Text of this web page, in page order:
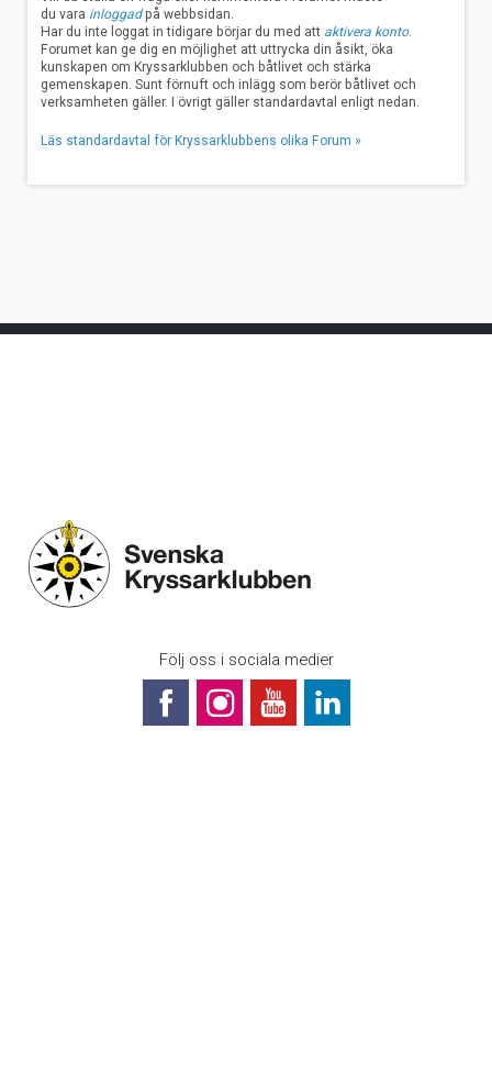
du vara inloggadpå webbsidan.
Har du inte loggat in tidigare börjar du med att aktivera konto.
Forumet kan ge dig en möjlighet att uttrycka din åsikt, öka
kunskapen om Kryssarklubben och båtlivet och stärka
gemenskapen. Sunt förnuft och inlägg som berör båtlivet och
verksamheten gäller. I övrigt gäller standardavtal enligt nedan.
Läs standardavtal för Kryssarklubbens olika Forum »
Följ oss i sociala medier